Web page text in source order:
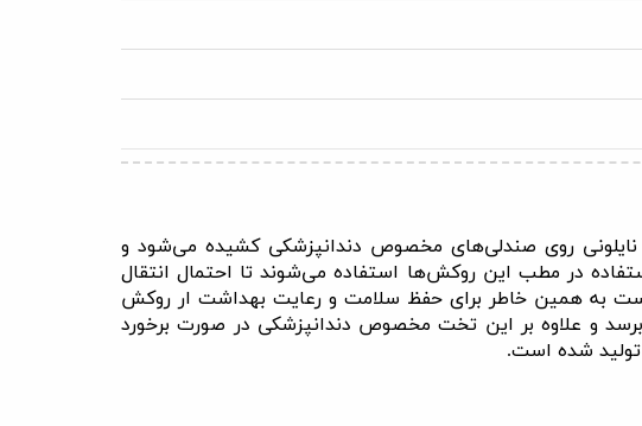
یونیت نایلونی روی صندلی‌های مخصوص دندانپزشکی کشیده می‌شود و
در مطب این روکش‌ها استفاده می‌شوند تا احتمال انتقال
به همین خاطر برای حفظ سلامت و رعایت بهداشت ار روکش
و علاوه بر این تخت مخصوص دندانپزشکی در صورت برخورد
تولید شده است.